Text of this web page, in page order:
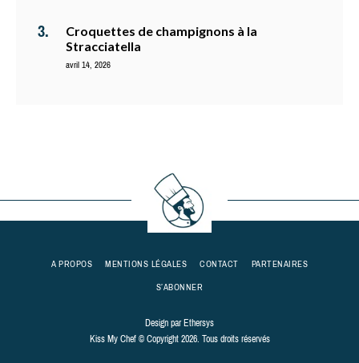
Croquettes de champignons à la
Stracciatella
avril 14, 2026
A PROPOS MENTIONS LÉGALES CONTACT
PARTENAIRES
S’ABONNER
Design parEthersys
Kiss My Chef © Copyright 2026. Tous droits réservés